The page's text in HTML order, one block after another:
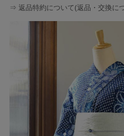
⇒ 返品特約について(返品・交換に